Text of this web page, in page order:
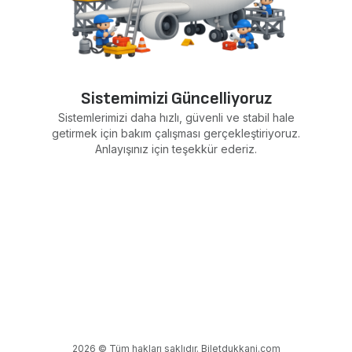
Sistemimizi Güncelliyoruz
Sistemlerimizi daha hızlı, güvenli ve stabil hale
getirmek için bakım çalışması gerçekleştiriyoruz.
Anlayışınız için teşekkür ederiz.
2026 © Tüm hakları saklıdır. Biletdukkani.com